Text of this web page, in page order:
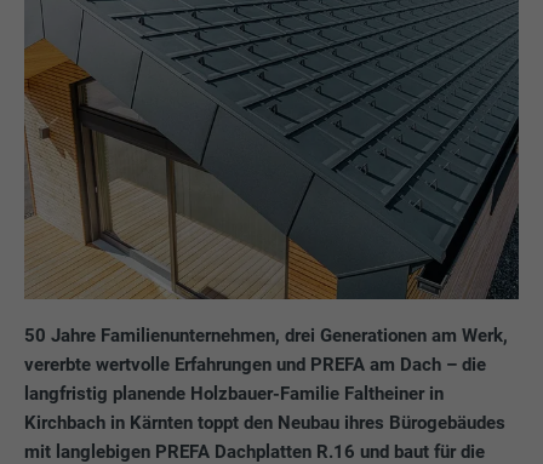
50 Jahre Familienunternehmen, drei Generationen am Werk,
vererbte wertvolle Erfahrungen und PREFA am Dach – die
langfristig planende Holzbauer-Familie Faltheiner in
Kirchbach in Kärnten toppt den Neubau ihres Bürogebäudes
mit langlebigen PREFA Dachplatten R.16 und baut für die